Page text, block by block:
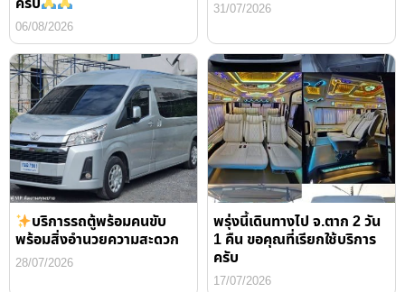
06/08/2026
31/07/2026
บริการรถตู้พร้อมคนขับ
พร้อมสิ่งอำนวยความสะดวก
28/07/2026
พรุ่งนี้เดินทางไป จ.ตาก 2 วัน
1 คืน ขอคุณที่เรียกใช้บริการ
ครับ
17/07/2026